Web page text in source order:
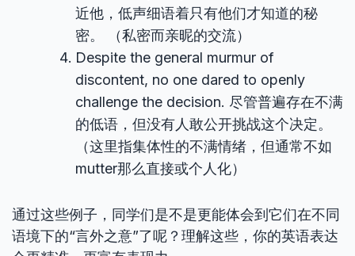
近他，低声细语着只有他们才知道的秘
密。 （私密而亲昵的交流）
Despite the general murmur of
discontent, no one dared to openly
challenge the decision. 尽管普遍存在不满
的低语，但没有人敢公开挑战这个决定。
（这里指集体性的不满情绪，但通常不如
mutter那么直接或个人化）
通过这些例子，同学们是不是更能体会到它们在不同
语境下的“言外之意”了呢？理解这些，你的英语表达